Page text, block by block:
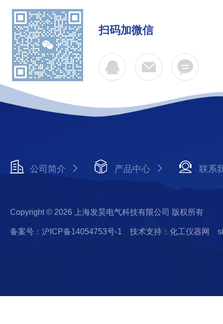
扫码加微信
公司简介 产品中心 联系
Copyright © 2026 上海发昊电气科技有限公司 版权所有
备案号：沪ICP备14054753号-1 技术支持：化工仪器网